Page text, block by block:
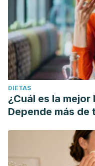
DIETAS
¿Cuál es la
Depende más de